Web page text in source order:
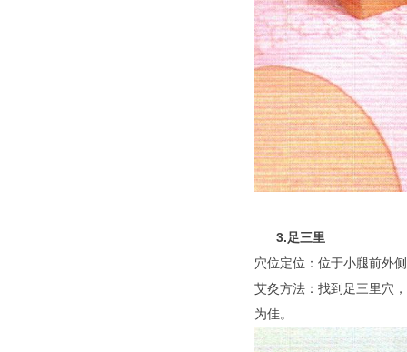
3.足三里
穴位定位：位于小腿前外
艾灸方法：找到足三里穴
为佳。